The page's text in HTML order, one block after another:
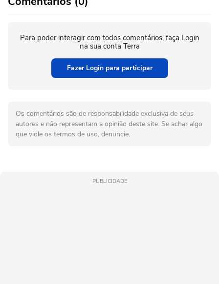
Para poder interagir com todos comentários, faça Login
na sua conta Terra
Fazer Login para participar
Os comentários são de responsabilidade exclusiva de seus
autores e não representam a opinião deste site. Se achar algo
que viole os termos de uso, denuncie.
PUBLICIDADE